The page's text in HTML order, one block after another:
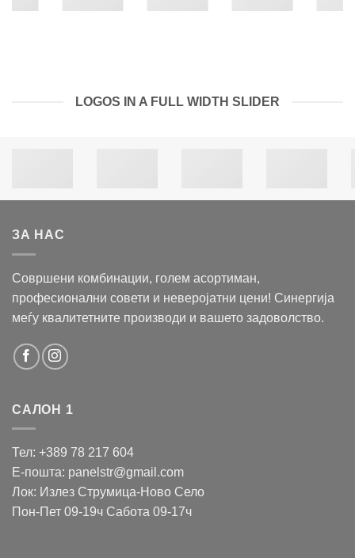
LOGOS IN A FULL WIDTH SLIDER
ЗА НАС
Совршени комбинации, голем асортиман,
професионални совети и неверојатни цени! Синергија
меѓу квалитетните производи и вашето задоволство.
САЛОН 1
Тел: +389 78 217 604
Е-пошта: panelstr@gmail.com
Лок: Излез Струмица-Ново Село
Пон-Пет 09-19ч Сабота 09-17ч